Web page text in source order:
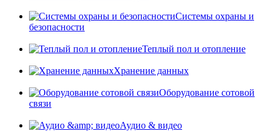
Системы охраны и
безопасности
Теплый пол и отопление
Хранение данных
Оборудование сотовой
связи
Аудио & видео